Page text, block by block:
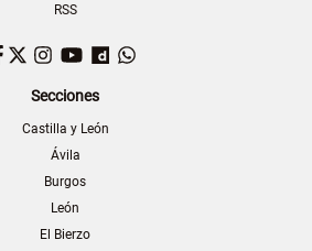
RSS
Facebook
TwitterInstagram
YouTubeDailymotion
Secciones
Castilla y León
Ávila
Burgos
León
El Bierzo